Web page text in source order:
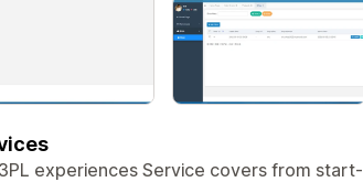
experiences Service covers from start-